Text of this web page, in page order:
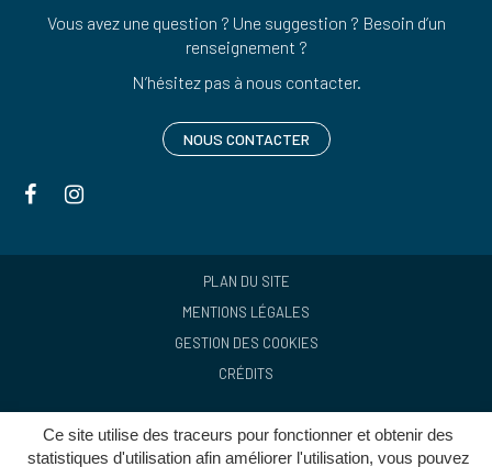
Ce site utilise des traceurs pour fonctionner et obtenir des
statistiques d'utilisation afin améliorer l'utilisation, vous pouvez
Vous avez une question ? Une suggestion ? Besoin d’un
renseignement ?
N’hésitez pas à nous contacter.
NOUS CONTACTER
Lien
le
le
PLAN DU SITE
MENTIONS LÉGALES
GESTION DES COOKIES
CRÉDITS